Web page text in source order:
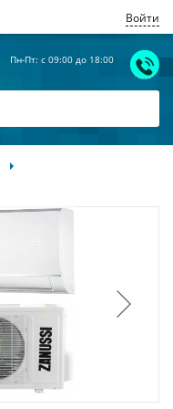
Войти
Пн-Пт: с 09:00 до 18:00